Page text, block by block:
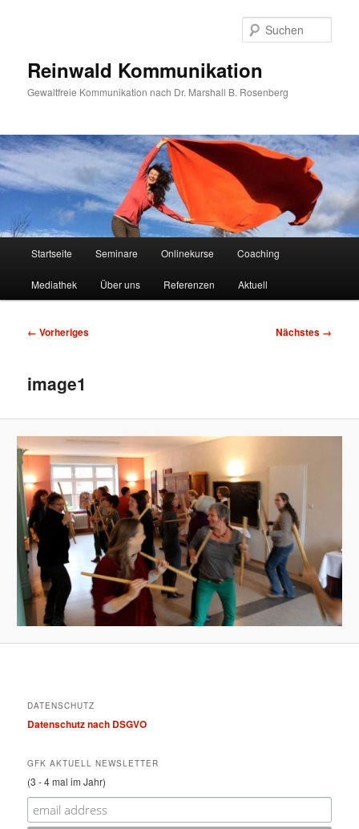
Reinwald Kommunikation
Gewaltfreie Kommunikation nach Dr. Marshall B. Rosenberg
Startseite Seminare Onlinekurse Coaching
Mediathek Über uns Referenzen Aktuell
Bilder-
← Vorheriges Nächstes →
image1
DATENSCHUTZ
Datenschutz nach DSGVO
GFK AKTUELL NEWSLETTER
(3 - 4 mal im Jahr)